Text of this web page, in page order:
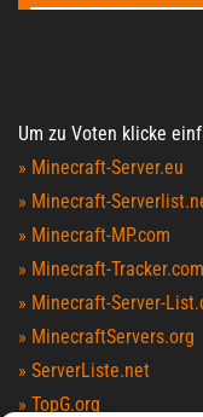
Um zu Voten klicke
» Minecraft-Server.eu
» Minecraft-
» Minecraft-MP.com
» Minecraft-Tracker.com
» Minecraft-Server-
» MinecraftServers.org
» ServerListe.net
» TopG.org